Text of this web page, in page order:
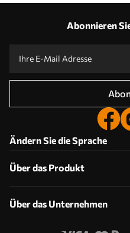
Produktion nach individuellen Größen
Promo-Codes mit Rabatten zu bestellen!
Abonnieren
Ändern Sie die Sprache
Über das Produkt
Über das Unternehmen